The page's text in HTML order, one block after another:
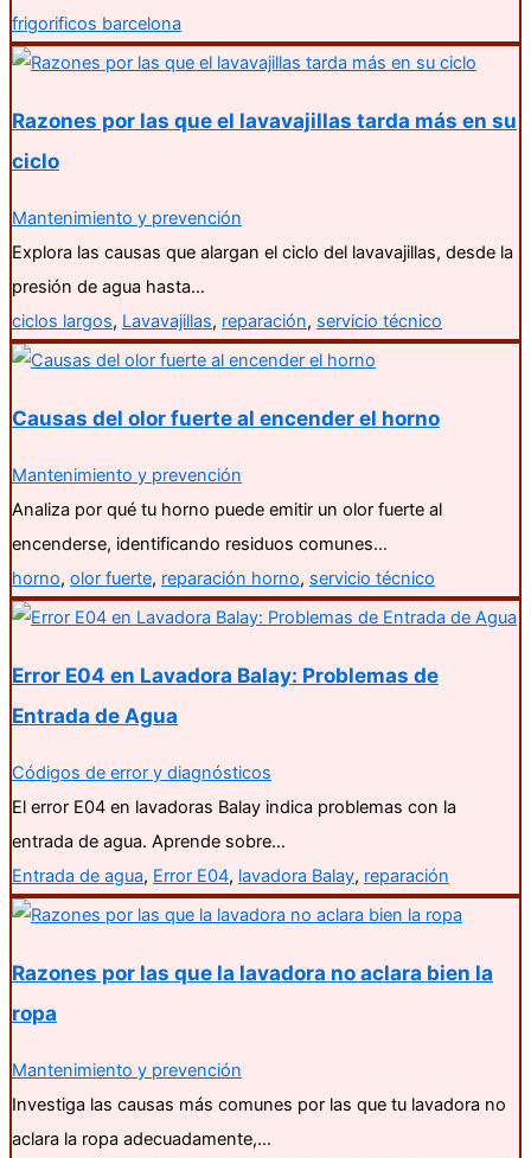
frigorificos barcelona
Razones por las que el lavavajillas tarda más en su
ciclo
Mantenimiento y prevención
Explora las causas que alargan el ciclo del lavavajillas, desde la
presión de agua hasta…
ciclos largos, Lavavajillas, reparación, servicio técnico
Causas del olor fuerte al encender el horno
Mantenimiento y prevención
Analiza por qué tu horno puede emitir un olor fuerte al
encenderse, identificando residuos comunes…
horno, olor fuerte, reparación horno, servicio técnico
Error E04 en Lavadora Balay: Problemas de
Entrada de Agua
Códigos de error y diagnósticos
El error E04 en lavadoras Balay indica problemas con la
entrada de agua. Aprende sobre…
Entrada de agua, Error E04, lavadora Balay, reparación
Razones por las que la lavadora no aclara bien la
ropa
Mantenimiento y prevención
Investiga las causas más comunes por las que tu lavadora no
aclara la ropa adecuadamente,…